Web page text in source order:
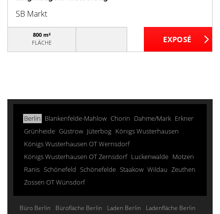
SB Markt
800 m²
FLÄCHE
Berlin Blankenfelde-Mahlow Chorin Dahme/Mark Erkner
Grünheide Güstrow Jüterbog Königs Wusterhausen
Königs Wusterhausen OT Wernsdorf
Königs Wusterhausen OT Zernsdorf Luckenwalde Motzen
Ranis Schönefeld Schönefelde Staakow Wildau Zeuthen
Zossen OT Wünsdorf
Büro Berlin Bürofläche Berlin Laden Berlin
Ladenfläche Berlin